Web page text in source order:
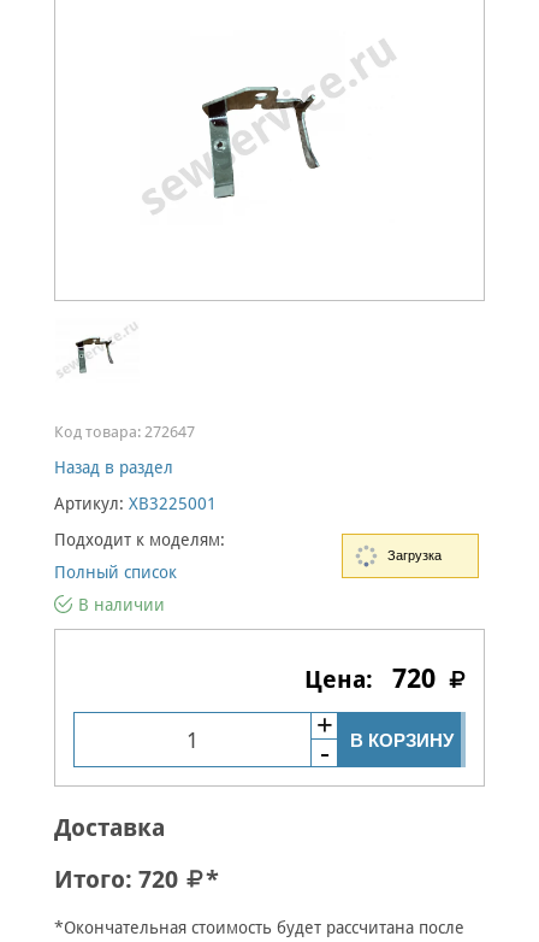
Код товара: 272647
Назад в раздел
Артикул: XB3225001
Подходит к моделям:
Полный список
В наличии
720
В КОРЗИНУ
Доставка
Итого: 720 *
*Окончательная стоимость будет рассчитана после
Загрузка